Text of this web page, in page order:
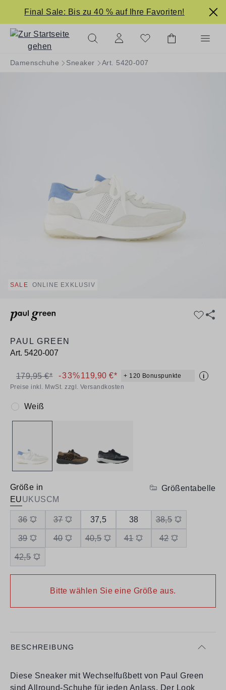
springen
Final Sale: Bis zu 40 % auf Ihre Favoriten!
Damenschuhe Sneaker Art. 5420-007
SALE ONLINE EXKLUSIV
PAUL GREEN
Art. 5420-007
119,90 €* + 120 Bonuspunkte i
179,95 €* -33%
Preise inkl. MwSt. zzgl. Versandkosten
Farbe:
Weiß
Größe in
EUUKUSCM
Größentabelle
36 37 37,5 38 38,5
39 40 40,5 41 42
42,5
Bitte wählen Sie eine Größe aus.
BESCHREIBUNG
Diese Sneaker mit Wechselfußbett von Paul Green
sind Allround-Schuhe für jeden Anlass. Der Look